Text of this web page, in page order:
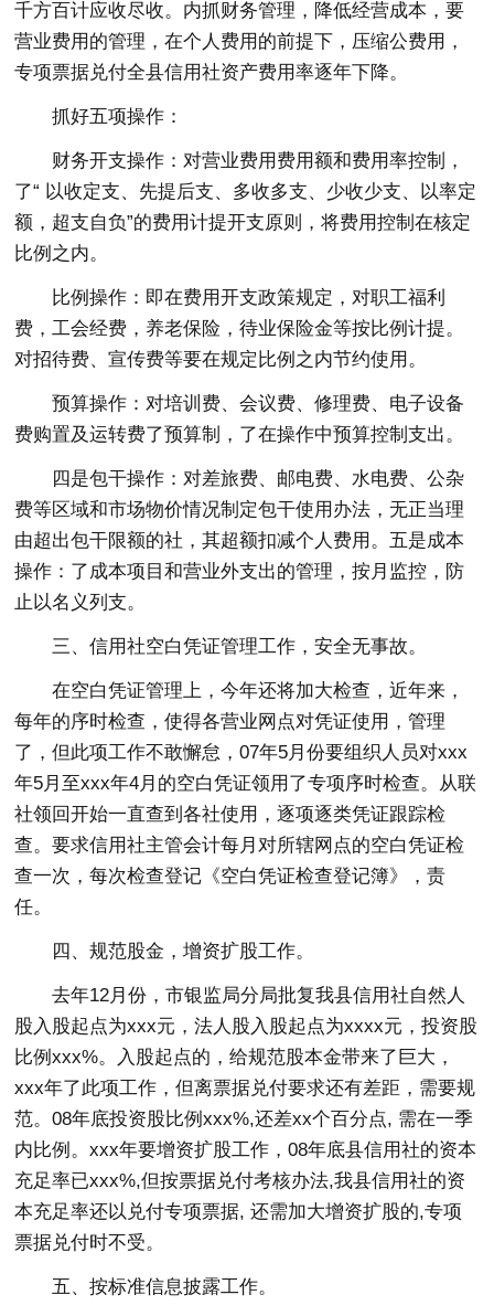
千方百计应收尽收。内抓财务管理，降低经营成本，要
营业费用的管理，在个人费用的前提下，压缩公费用，
专项票据兑付全县信用社资产费用率逐年下降。
抓好五项操作：
财务开支操作：对营业费用费用额和费用率控制，
了“ 以收定支、先提后支、多收多支、少收少支、以率定
额，超支自负”的费用计提开支原则，将费用控制在核定
比例之内。
比例操作：即在费用开支政策规定，对职工福利
费，工会经费，养老保险，待业保险金等按比例计提。
对招待费、宣传费等要在规定比例之内节约使用。
预算操作：对培训费、会议费、修理费、电子设备
费购置及运转费了预算制，了在操作中预算控制支出。
四是包干操作：对差旅费、邮电费、水电费、公杂
费等区域和市场物价情况制定包干使用办法，无正当理
由超出包干限额的社，其超额扣减个人费用。五是成本
操作：了成本项目和营业外支出的管理，按月监控，防
止以名义列支。
三、信用社空白凭证管理工作，安全无事故。
在空白凭证管理上，今年还将加大检查，近年来，
每年的序时检查，使得各营业网点对凭证使用，管理
了，但此项工作不敢懈怠，07年5月份要组织人员对xxx
年5月至xxx年4月的空白凭证领用了专项序时检查。从联
社领回开始一直查到各社使用，逐项逐类凭证跟踪检
查。要求信用社主管会计每月对所辖网点的空白凭证检
查一次，每次检查登记《空白凭证检查登记簿》，责
任。
四、规范股金，增资扩股工作。
去年12月份，市银监局分局批复我县信用社自然人
股入股起点为xxx元，法人股入股起点为xxxx元，投资股
比例xxx%。入股起点的，给规范股本金带来了巨大，
xxx年了此项工作，但离票据兑付要求还有差距，需要规
范。08年底投资股比例xxx%,还差xx个百分点, 需在一季
内比例。xxx年要增资扩股工作，08年底县信用社的资本
充足率已xxx%,但按票据兑付考核办法,我县信用社的资
本充足率还以兑付专项票据, 还需加大增资扩股的,专项
票据兑付时不受。
五、按标准信息披露工作。